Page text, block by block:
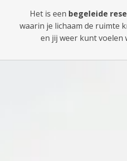
Het is een begeleide
waarin je lichaam de ruimte
en jij weer kunt voelen